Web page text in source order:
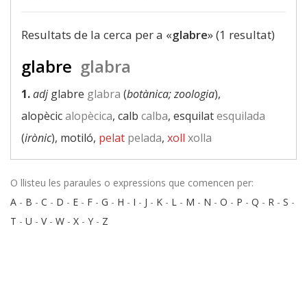
Resultats de la cerca per a «glabre» (1 resultat)
glabre glabra
1.adjglabre glabra (botànica; zoologia),
alopècicalopècica, calb calba, esquilatesquilada
(irònic), motiló, pelat pelada, xoll xolla
O llisteu les paraules o expressions que comencen per:
A - B - C - D - E - F - G - H - I - J - K - L - M - N - O - P - Q - R - S -
T - U - V- W - X - Y - Z